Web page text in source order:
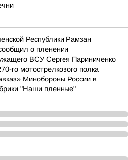
Республики Рамзан
о пленении
ВСУ Сергея Париниченко
го мотострелкового полка
Минобороны России в
"Наши пленные"